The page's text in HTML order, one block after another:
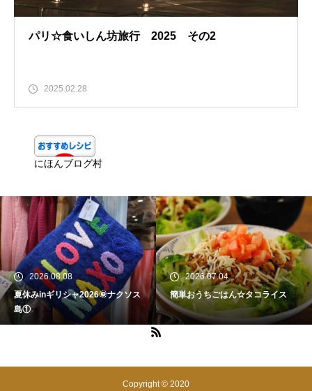
パリ☆食いしん坊旅行 2025 その2
2025.02.28
にほんブログ村
2026.08.08
夏休みinギリシャ2026🌞ナクソス
島①
2026.07.04
簡単おうちごはん☆タコライス
Copyright © 2020